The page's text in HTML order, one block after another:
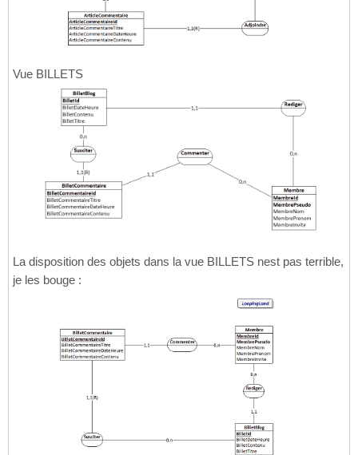
Vue BILLETS
La disposition des objets dans la vue BILLETS nest pas terrible,
je les bouge :